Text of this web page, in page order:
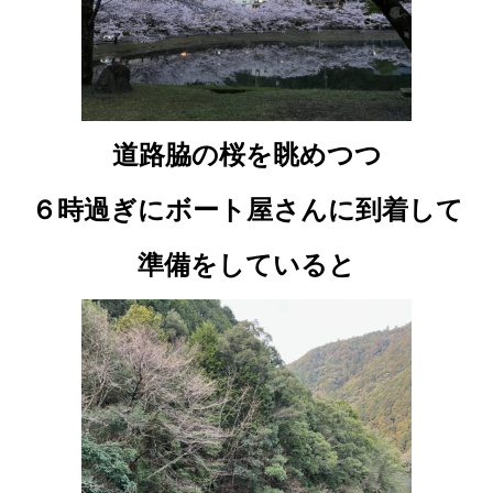
道路脇の桜を眺めつつ
６時過ぎにボート屋さんに到着して
準備をしていると